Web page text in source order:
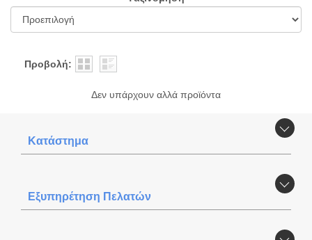
Προβολή:
Δεν υπάρχουν αλλά πρoϊόντα
Κατάστημα
Εξυπηρέτηση Πελατών